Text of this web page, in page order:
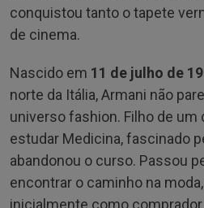
conquistou tanto o tapete
de cinema.
Nascido em 11 de julho de
norte da Itália, Armani não
universo fashion. Filho de um
estudar Medicina, fascinado
abandonou o curso. Passou
encontrar o caminho na
inicialmente como comprador